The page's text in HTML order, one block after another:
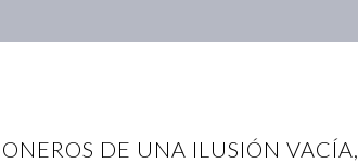
DE UNA ILUSIÓN VACÍA,